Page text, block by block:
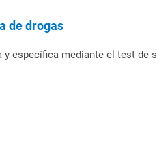
de drogas
específica mediante el test de